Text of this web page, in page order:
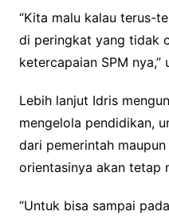
“Kita malu kalau terus-
di peringkat yang tidak
ketercapaian SPM nya,”
Lebih lanjut Idris
mengelola pendidikan,
dari pemerintah
orientasinya akan tetap
“Untuk bisa sampai